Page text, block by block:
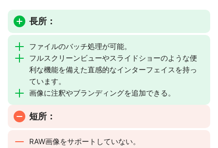
長所：
ファイルのバッチ処理が可能。
フルスクリーンビューやスライドショーのような便
利な機能を備えた直感的なインターフェイスを持っ
ています。
画像に注釈やブランディングを追加できる。
短所：
RAW画像をサポートしていない。